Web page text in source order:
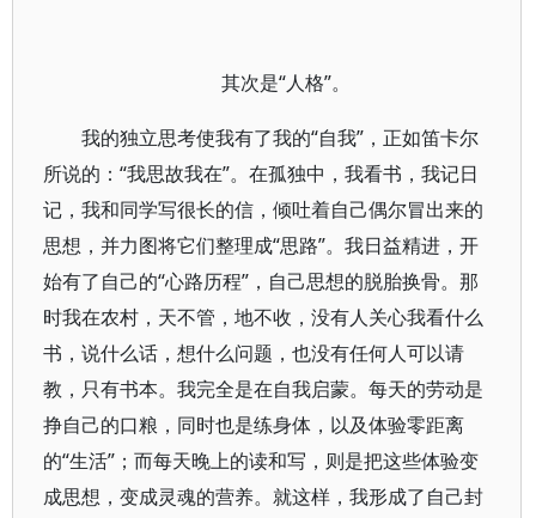
其次是“人格”。
我的独立思考使我有了我的“自我”，正如笛卡尔
所说的：“我思故我在”。在孤独中，我看书，我记日
记，我和同学写很长的信，倾吐着自己偶尔冒出来的
思想，并力图将它们整理成“思路”。我日益精进，开
始有了自己的“心路历程”，自己思想的脱胎换骨。那
时我在农村，天不管，地不收，没有人关心我看什么
书，说什么话，想什么问题，也没有任何人可以请
教，只有书本。我完全是在自我启蒙。每天的劳动是
挣自己的口粮，同时也是练身体，以及体验零距离
的“生活”；而每天晚上的读和写，则是把这些体验变
成思想，变成灵魂的营养。就这样，我形成了自己封